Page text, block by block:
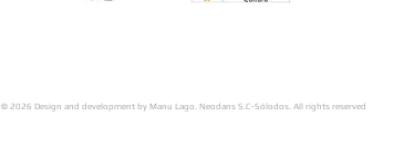
© 2026 Design and development by Manu Lago. Neodans S.C-Sólodos. All rights reserved